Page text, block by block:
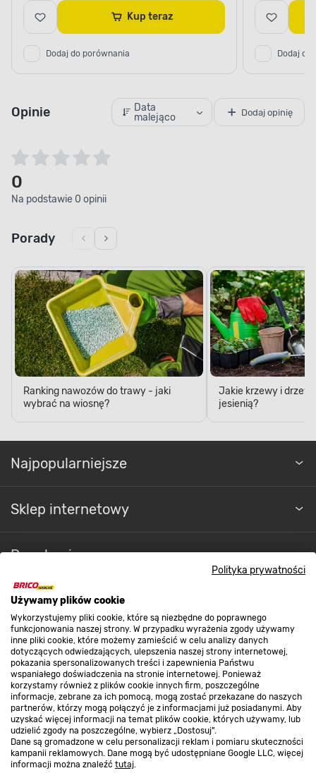
Polityka prywatności
Używamy plików cookie
Wykorzystujemy pliki cookie, które są niezbędne do poprawnego
funkcjonowania naszej strony. W przypadku wyrażenia zgody używamy
inne pliki cookie, które możemy zamieścić w celu analizy danych
dotyczących odwiedzających, ulepszenia naszej strony internetowej,
pokazania spersonalizowanych treści i zapewnienia Państwu
wspaniałego doświadczenia na stronie internetowej. Ponieważ
korzystamy również z plików cookie innych firm, poszczególne
informacje, zebrane za ich pomocą, mogą zostać przekazane do naszych
partnerów, którzy mogą połączyć je z informacjami już posiadanymi. Aby
uzyskać więcej informacji na temat plików cookie, których używamy, lub
udzielić zgody na poszczególne, wybierz „Dostosuj”.
Dane są gromadzone w celu personalizacji reklam i pomiaru skuteczności
kampanii reklamowych. Dane mogą być udostępniane Google LLC, więcej
informacji można znaleźć tutaj.
Kup teraz
Dodaj do porównania Dodaj do
Opinie
Data
malejąco
Dodaj opinię
0
Na podstawie 0 opinii
Porady
Ranking nawozów do trawy - jaki
wybrać na wiosnę?
Jakie krzewy i
jesienią?
Najpopularniejsze
Sklep internetowy
Regulaminy
Promocje
Nasze sklepy
O nas
Kontakt do sklepu